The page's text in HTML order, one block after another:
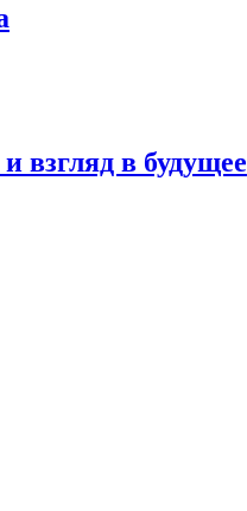
взгляд в будущее